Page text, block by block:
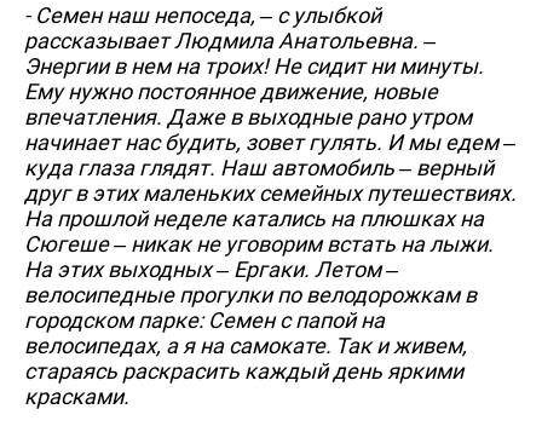
- Семен наш непоседа, – с улыбкой
рассказывает Людмила Анатольевна. –
Энергии в нем на троих! Не сидит ни минуты.
Ему нужно постоянное движение, новые
впечатления. Даже в выходные рано утром
начинает нас будить, зовет гулять. И мы едем –
куда глаза глядят. Наш автомобиль – верный
друг в этих маленьких семейных путешествиях.
На прошлой неделе катались на плюшках на
Сюгеше – никак не уговорим встать на лыжи.
На этих выходных – Ергаки. Летом –
велосипедные прогулки по велодорожкам в
городском парке: Семен с папой на
велосипедах, а я на самокате. Так и живем,
стараясь раскрасить каждый день яркими
красками.